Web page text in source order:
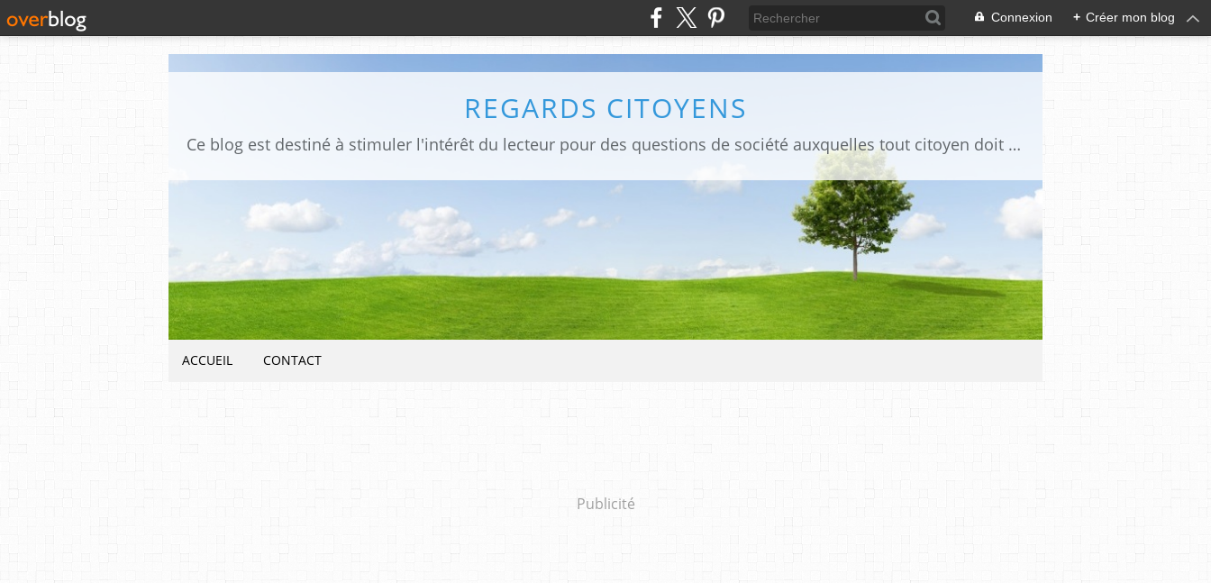
Connexion + Créer mon blog
REGARDS CITOYENS
Ce blog est destiné à stimuler l'intérêt du lecteur pour des questions de société auxquelles tout citoyen doit être en mesure d'apporter des réponses, individuelles ou collectives, en conscience et en responsabilité !
ACCUEIL CONTACT
Publicité